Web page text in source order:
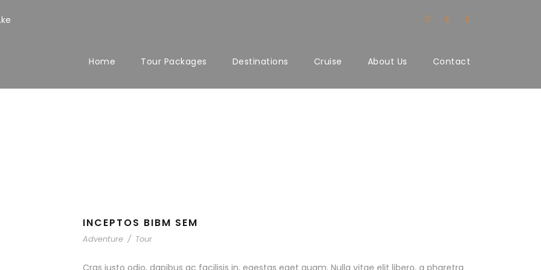
Home Tour Packages Destinations Cruise About Us Contact
INCEPTOS BIBM SEM
Adventure / Tour
Cras justo odio, dapibus ac facilisis in, egestas eget quam. Nulla vitae elit libero, a pharetra